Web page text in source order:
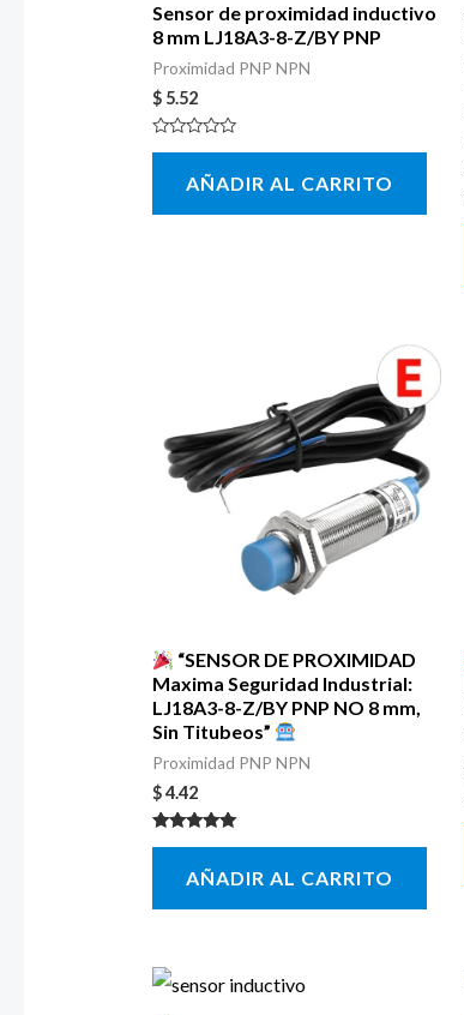
Sensor de proximidad inductivo
8 mm LJ18A3-8-Z/BY PNP
Proximidad PNP NPN
$5.52
Valorado
5
AÑADIR AL CARRITO
“SENSOR DE PROXIMIDAD
Maxima Seguridad Industrial:
LJ18A3-8-Z/BY PNP NO 8 mm,
Sin Titubeos”
Proximidad PNP NPN
$4.42
Valorado con
AÑADIR AL CARRITO